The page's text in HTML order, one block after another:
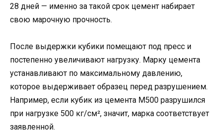
28 дней — именно за такой срок цемент набирает
свою марочную прочность.
После выдержки кубики помещают под пресс и
постепенно увеличивают нагрузку. Марку цемента
устанавливают по максимальному давлению,
которое выдерживает образец перед разрушением.
Например, если кубик из цемента М500 разрушился
при нагрузке 500 кг/см², значит, марка соответствует
заявленной.